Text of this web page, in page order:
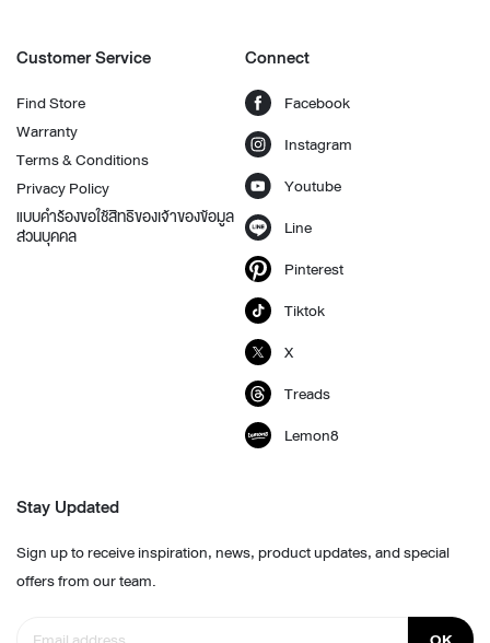
Customer Service
Find Store
Warranty
Terms & Conditions
Privacy Policy
แบบคำร้องขอใช้สิทธิของเจ้าของข้อมูล
ส่วนบุคคล
Connect
Facebook
Instagram
Youtube
Line
Pinterest
Tiktok
X
Treads
Lemon8
Stay Updated
Sign up to receive inspiration, news, product updates, and special
offers from our team.